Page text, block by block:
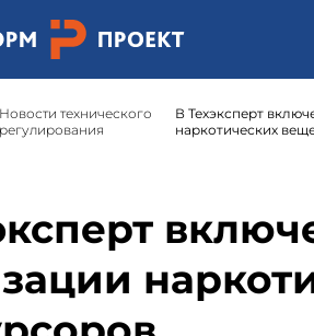
меню.
Новости технического
регулирования
В Техэксперт
наркотических